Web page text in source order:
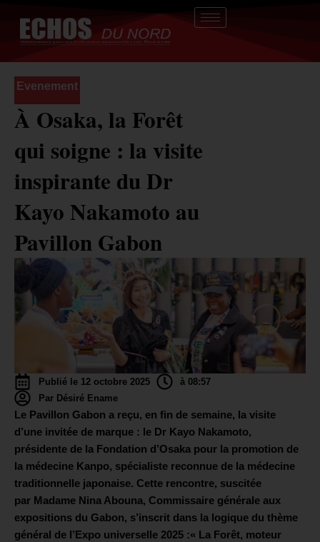
contenu
Evenement
À Osaka, la Forêt
qui soigne : la visite
inspirante du Dr
Kayo Nakamoto au
Pavillon Gabon
Publié le 12 octobre 2025
à 08:57
Par Désiré Ename
Le Pavillon Gabon a reçu, en fin de semaine, la visite
d’une invitée de marque : le Dr Kayo Nakamoto,
présidente de la Fondation d’Osaka pour la promotion de
la médecine Kanpo, spécialiste reconnue de la médecine
traditionnelle japonaise. Cette rencontre, suscitée
par Madame Nina Abouna, Commissaire générale aux
expositions du Gabon, s’inscrit dans la logique du thème
général de l’Expo universelle 2025 :« La Forêt, moteur